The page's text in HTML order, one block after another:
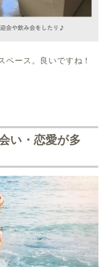
ペース。良いですね！
い・恋愛が多